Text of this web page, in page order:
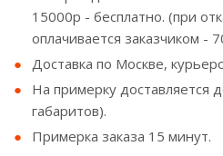
15000р - бесплатно. (при
оплачивается заказчиком -
Доставка по Москве,
На примерку доставляется
габаритов).
Примерка заказа 15 минут.